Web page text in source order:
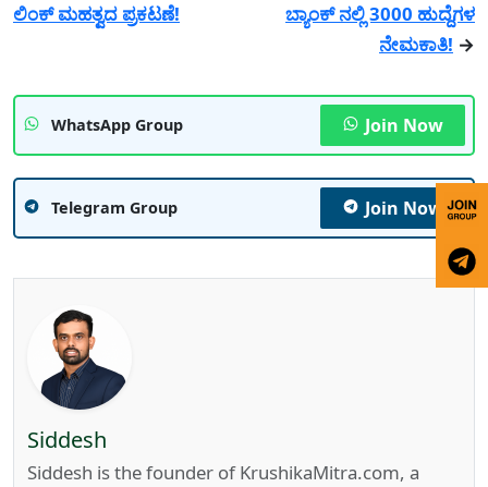
ಲಿಂಕ್ ಮಹತ್ವದ ಪ್ರಕಟಣೆ!
ಬ್ಯಾಂಕ್ ನಲ್ಲಿ 3000 ಹುದ್ದೆಗಳ
ನೇಮಕಾತಿ! →
WhatsApp Group Join Now
Telegram Group Join Now
Siddesh
Siddesh is the founder of KrushikaMitra.com, a